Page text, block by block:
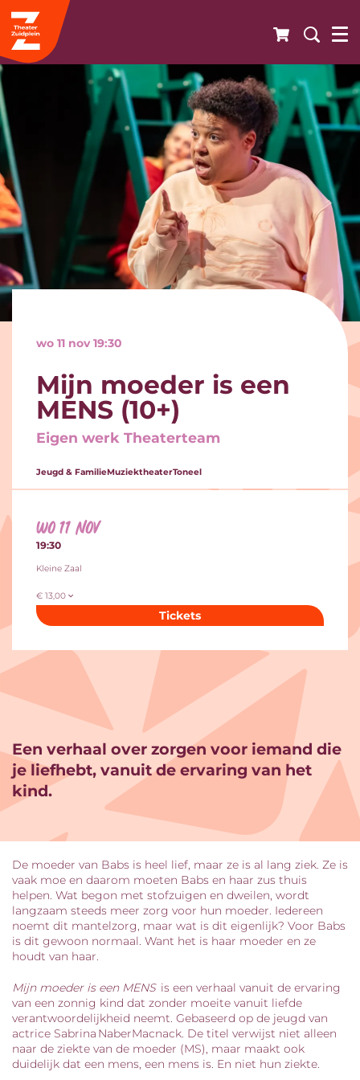
Mijn moeder is een
MENS (10+)
Eigen werk Theaterteam
wo 11 nov19:30
Jeugd & FamilieMuziektheaterToneel
wo 11 nov
19:30
Kleine Zaal
€ 13,00
Tickets
Een verhaal over zorgen voor iemand die
je liefhebt, vanuit de ervaring van het
kind.
De moeder van Babs is heel lief, maar ze is al lang ziek. Ze is
vaak moe en daarom moeten Babs en haar zus thuis
helpen. Wat begon met stofzuigen en dweilen, wordt
langzaam steeds meer zorg voor hun moeder. Iedereen
noemt dit mantelzorg, maar wat is dit eigenlijk? Voor Babs
is dit gewoon normaal. Want het is haar moeder en ze
houdt van haar.
Mijn moeder is een MENS is een verhaal vanuit de ervaring
van een zonnig kind dat zonder moeite vanuit liefde
verantwoordelijkheid neemt. Gebaseerd op de jeugd van
actrice Sabrina NaberMacnack. De titel verwijst niet alleen
naar de ziekte van de moeder (MS), maar maakt ook
duidelijk dat een mens, een mens is. En niet hun ziekte.